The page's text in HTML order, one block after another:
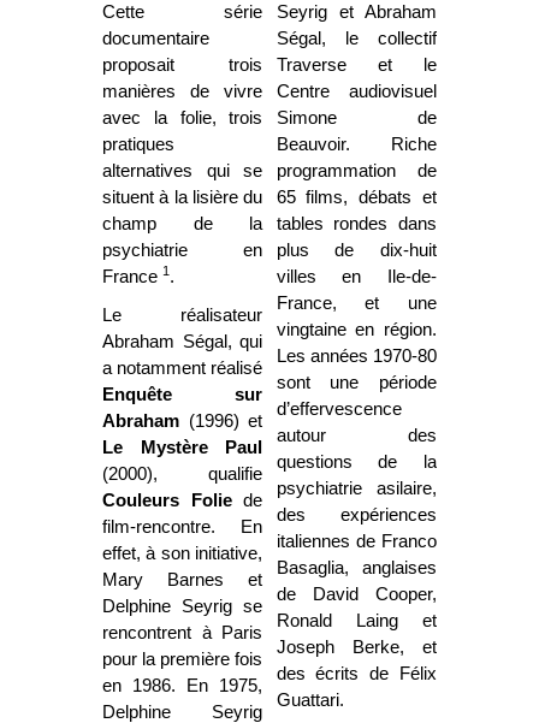
Cette série
documentaire
proposait trois
manières de vivre
avec la folie, trois
pratiques
alternatives qui se
situent à la lisière du
champ de la
psychiatrie en
France 1 .
Le réalisateur
Abraham Ségal, qui
a notamment réalisé
Enquête sur
Abraham (1996) et
Le Mystère Paul
(2000), qualifie
Couleurs Foliede
film-rencontre. En
effet, à son initiative,
Mary Barnes et
Delphine Seyrig se
rencontrent à Paris
pour la première fois
en 1986.
En 1975,
Delphine Seyrig
Seyrig et Abraham
Ségal, le collectif
Traverse et le
Centre audiovisuel
Simone de
Beauvoir. Riche
programmation de
65 films, débats et
tables rondes dans
plus de dix-huit
villes en Ile-de-
France, et une
vingtaine en région.
Les années 1970-80
sont une période
d’effervescence
autour des
questions de la
psychiatrie asilaire,
des expériences
italiennes de Franco
Basaglia, anglaises
de David Cooper,
Ronald Laing et
Joseph Berke, et
des écrits de Félix
Guattari.